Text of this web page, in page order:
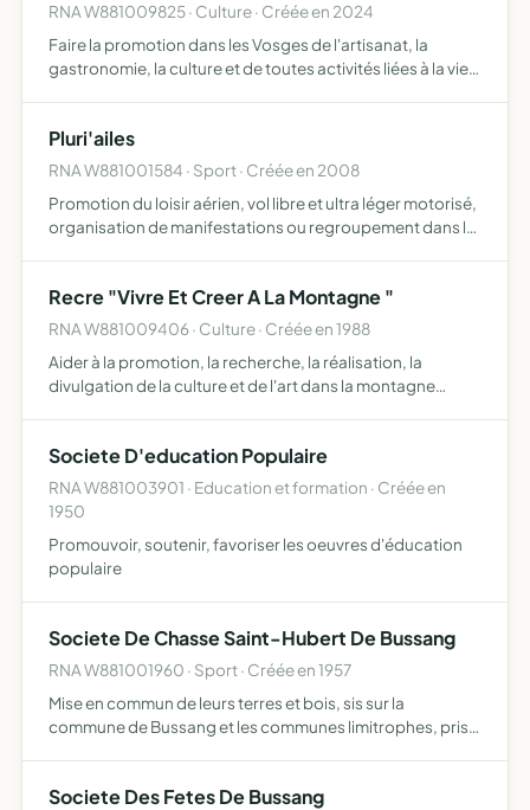
RNA W881009825 · Culture · Créée en 2024
Faire la promotion dans les Vosges de l'artisanat, la
gastronomie, la culture et de toutes activités liées à la vie
Pluri'ailes
RNA W881001584 · Sport · Créée en 2008
Promotion du loisir aérien, vol libre et ultra léger motorisé,
organisation de manifestations ou regroupement dans le
Recre "Vivre Et Creer A La Montagne "
RNA W881009406 · Culture · Créée en 1988
Aider à la promotion, la recherche, la réalisation, la
divulgation de la culture et de l'art dans la montagne
Societe D'education Populaire
RNA W881003901 · Education et formation · Créée en
1950
Promouvoir, soutenir, favoriser les oeuvres d'éducation
populaire
Societe De Chasse Saint-Hubert De Bussang
RNA W881001960 · Sport · Créée en 1957
Mise en commun de leurs terres et bois, sis sur la
commune de Bussang et les communes limitrophes, prise
constataion et r…
Societe Des Fetes De Bussang